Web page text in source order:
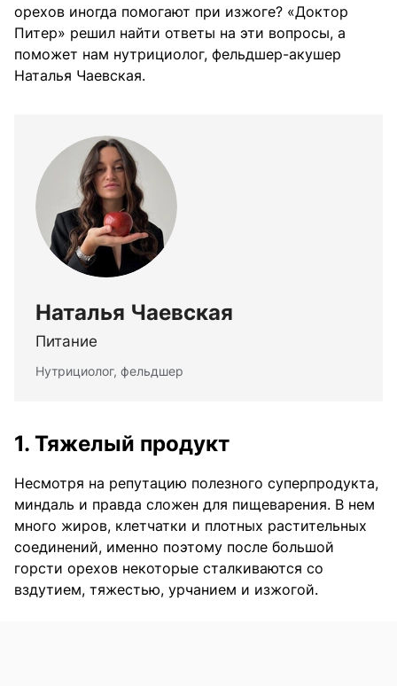
орехов иногда помогают при изжоге? «Доктор
Питер» решил найти ответы на эти вопросы, а
поможет нам нутрициолог, фельдшер-акушер
Наталья Чаевская.
Наталья Чаевская
Питание
Нутрициолог, фельдшер
1. Тяжелый продукт
Несмотря на репутацию полезного суперпродукта,
миндаль и правда сложен для пищеварения. В нем
много жиров, клетчатки и плотных растительных
соединений, именно поэтому после большой
горсти орехов некоторые сталкиваются со
вздутием, тяжестью, урчанием и изжогой.